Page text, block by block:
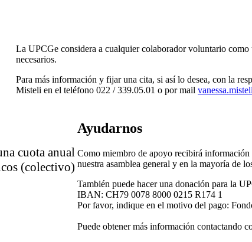
La UPCGe considera a cualquier colaborador voluntario
necesarios.
Para más información y fijar una cita, si así lo desea, con la
Misteli en el teléfono 022 / 339.05.01 o por mail
cuota anual
(colectivo)
Ayudarnos
Como miembro de apoyo recibirá
nuestra asamblea general y en la mayoría de
También puede hacer una donación para la
IBAN: CH79 0078 8000 0215 R174 1
Por favor, indique en el motivo del pago:
Puede obtener más información contactando